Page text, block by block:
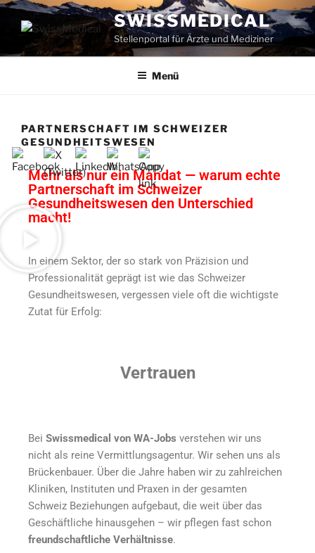
SWISSMEDICAL
Stellenportal für Ärzte und Mediziner
Menü
PARTNERSCHAFT IM SCHWEIZER
GESUNDHEITSWESEN
Mehr als nur ein Mandat — warum echte
Partnerschaft im Schweizer
Gesundheitswesen den Unterschied
macht!
In einem Sektor, der so stark von Präzision und
Professionalität geprägt ist wie das Schweizer
Gesundheitswesen, vergessen viele oft die wichtigste
Zutat für Erfolg:
Vertrauen
Bei Swissmedical von WA-Jobs verstehen wir uns
nicht als reine Vermittlungsagentur. Wir sehen uns als
Brückenbauer. Über die Jahre haben wir zu zahlreichen
Kliniken, Instituten und Praxen in der gesamten
Schweiz Beziehungen aufgebaut, die weit über das
Geschäftliche hinausgehen – wir pflegen fast schon
freundschaftliche Verhältnisse.